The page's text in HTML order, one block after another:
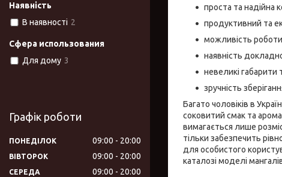
проста та надійна
продуктивний та
можливість
наявність
невеликі габарити
зручність
Багато чоловіків в
соковитий смак та
вимагається лише
тільки забезпечить
для особистого
каталозі моделі
Наявність
В наявності 2
Сфера использования
Для дому 3
Графік роботи
ПОНЕДІЛОК 09:00 20:00
ВІВТОРОК 09:00 20:00
СЕРЕДА 09:00 20:00